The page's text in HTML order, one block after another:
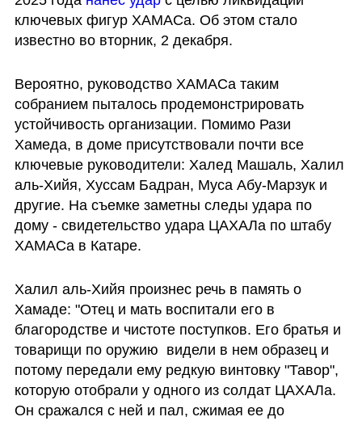
ключевых фигур ХАМАСа. Об этом стало
известно во вторник, 2 декабря.
Вероятно, руководство ХАМАСа таким
собранием пыталось продемонстрировать
устойчивость организации. Помимо Рази
Хамеда, в доме присутствовали почти все
ключевые руководители: Халед Машаль, Халил
аль-Хийя, Хуссам Бадран, Муса Абу-Марзук и
другие. На съемке заметны следы удара по
дому - свидетельство удара ЦАХАЛа по штабу
ХАМАСа в Катаре.
Халил аль-Хийя произнес речь в память о
Хамаде: "Отец и мать воспитали его в
благородстве и чистоте поступков. Его братья и
товарищи по оружию  видели в нем образец и
потому передали ему редкую винтовку "Тавор",
которую отобрали у одного из солдат ЦАХАЛа.
Он сражался с ней и пал, сжимая ее до